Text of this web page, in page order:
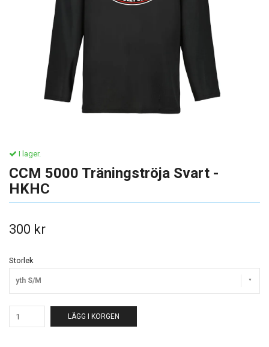
I lager.
CCM 5000 Träningströja Svart -
HKHC
300 kr
Storlek
yth S/M
LÄGG I KORGEN